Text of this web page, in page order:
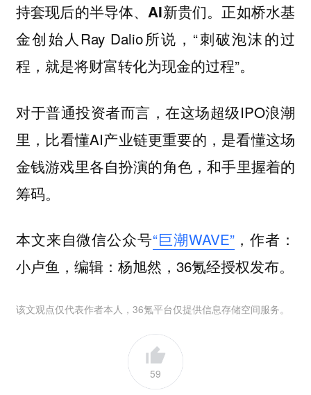
持套现后的半导体、AI新贵们。 正如桥水基
金创始人Ray Dalio所说，“刺破泡沫的过
程，就是将财富转化为现金的过程”。
对于普通投资者而言，在这场超级IPO浪潮
里，比看懂AI产业链更重要的，是看懂这场
金钱游戏里各自扮演的角色，和手里握着的
筹码。
本文来自微信公众号“巨潮WAVE”，作者：
小卢鱼，编辑：杨旭然，36氪经授权发布。
该文观点仅代表作者本人，36氪平台仅提供信息存储空间服务。
59